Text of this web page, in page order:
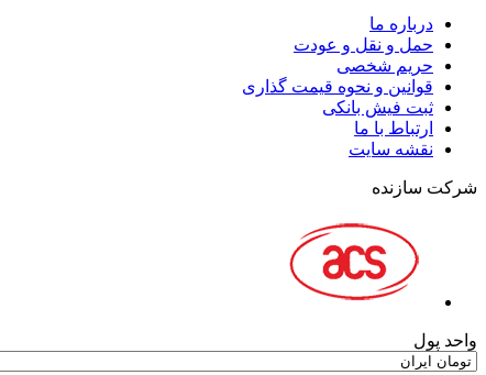
درباره ما
حمل و نقل و عودت
حریم شخصی
قوانین و نحوه قیمت گذاری
ثبت فیش بانکی
ارتباط با ما
نقشه سايت
شرکت سازنده
واحد پول